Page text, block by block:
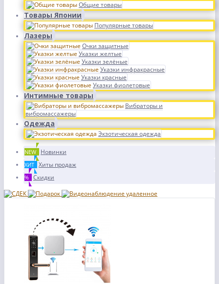
Общие товары
Товары Японии
Популярные товары
Лазеры
Очки защитные
Указки желтые
Указки зелёные
Указки инфракрасные
Указки красные
Указки фиолетовые
Интимные товары
Вибраторы и
вибромассажеры
Одежда
Экзотическая одежда
NEW Новинки
ХИТ Хиты продаж
% Скидки